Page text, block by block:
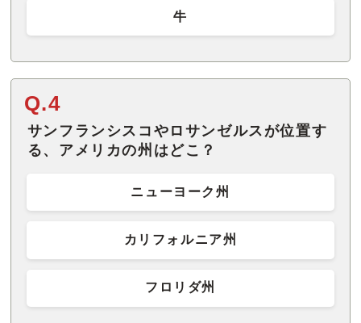
牛
Q.4
サンフランシスコやロサンゼルスが位置す
る、アメリカの州はどこ？
ニューヨーク州
カリフォルニア州
フロリダ州